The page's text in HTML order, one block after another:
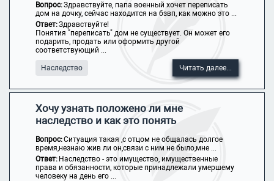
Вопрос:Здравствуйте, папа военный хочет переписать
дом на дочку, сейчас находится на бзвп, как можно это ...
Ответ:Здравствуйте!
Понятия "переписать" дом не существует. Он может его
подарить, продать или оформить другой
соответствующий ...
Наследство Читать далее...
Хочу узнать положено ли мне
наследство и как это понять
Вопрос:Ситуация такая ,с отцом не общалась долгое
время,незнаю жив ли он,связи с ним не было,мне ...
Ответ: Наследство - это имущество, имущественные
права и обязанности, которые принадлежали умершему
человеку на день его ...